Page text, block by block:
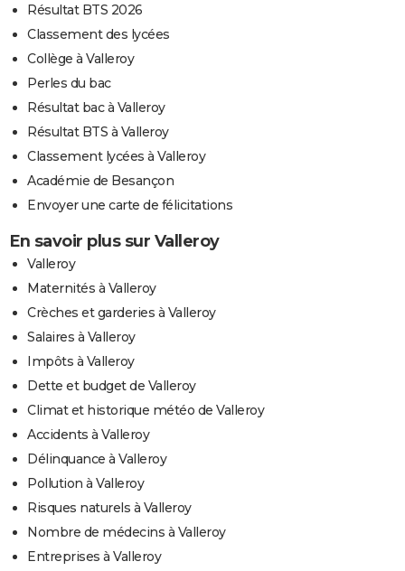
Résultat BTS 2026
Classement des lycées
Collège à Valleroy
Perles du bac
Résultat bac à Valleroy
Résultat BTS à Valleroy
Classement lycées à Valleroy
Académie de Besançon
Envoyer une carte de félicitations
En savoir plus sur Valleroy
Valleroy
Maternités à Valleroy
Crèches et garderies à Valleroy
Salaires à Valleroy
Impôts à Valleroy
Dette et budget de Valleroy
Climat et historique météo de Valleroy
Accidents à Valleroy
Délinquance à Valleroy
Pollution à Valleroy
Risques naturels à Valleroy
Nombre de médecins à Valleroy
Entreprises à Valleroy